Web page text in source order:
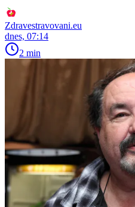
Zdravestravovani.eu
dnes, 07:14
2 min